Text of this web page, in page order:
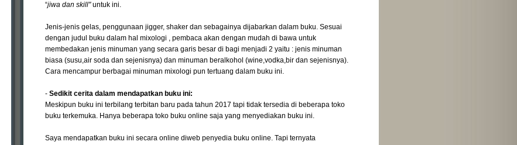
“jiwa dan skill"untuk ini.
Jenis-jenis gelas, penggunaan jigger, shaker dan sebagainya dijabarkan dalam buku. Sesuai
dengan judul buku dalam hal mixologi , pembaca akan dengan mudah di bawa untuk
membedakan jenis minuman yang secara garis besar di bagi menjadi 2 yaitu : jenis minuman
biasa (susu,air soda dan sejenisnya) dan minuman beralkohol (wine,vodka,bir dan sejenisnya).
Cara mencampur berbagai minuman mixologi pun tertuang dalam buku ini.
- Sedikit cerita dalam mendapatkan buku ini:
Meskipun buku ini terbilang terbitan baru pada tahun 2017 tapi tidak tersedia di beberapa toko
buku terkemuka. Hanya beberapa toko buku online saja yang menyediakan buku ini.
Saya mendapatkan buku ini secara online diweb penyedia buku online. Tapi ternyata